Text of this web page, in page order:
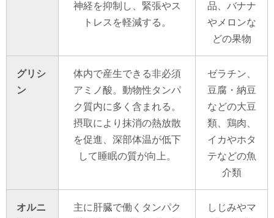
神経を抑制し、緊張やス
トレスを軽減する。
品、バナナ
やメロンな
どの果物
グリシ
ン
体内で産生できる非必須
アミノ酸。動物性タンパ
ク質内に多く含まれる。
摂取により抹消の熱放散
を促進、深部体温が低下
して睡眠の質が向上。
ゼラチン、
豆腐・納豆
などの大豆
類、鶏肉、
イカやホタ
テなどの魚
介類
オルニ
主に肝臓で働くタンパク
しじみやマ